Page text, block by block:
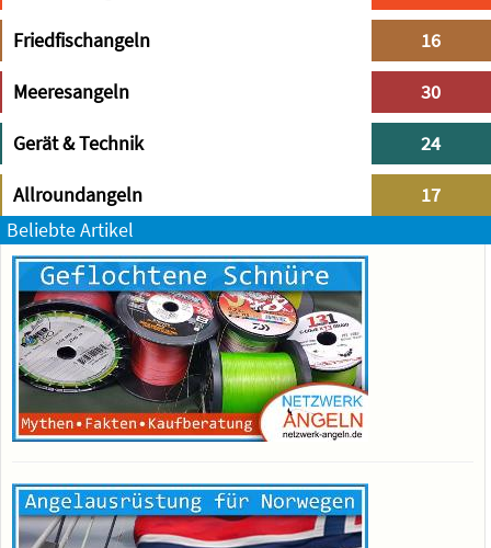
Friedfischangeln 16
Meeresangeln 30
Gerät & Technik 24
Allroundangeln
17
Beliebte Artikel